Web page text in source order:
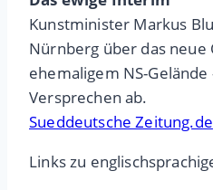
Kunstminister Markus
Nürnberg über das neue
ehemaligem NS-
Versprechen ab.
Sueddeutsche Zeitung.de
Links zu